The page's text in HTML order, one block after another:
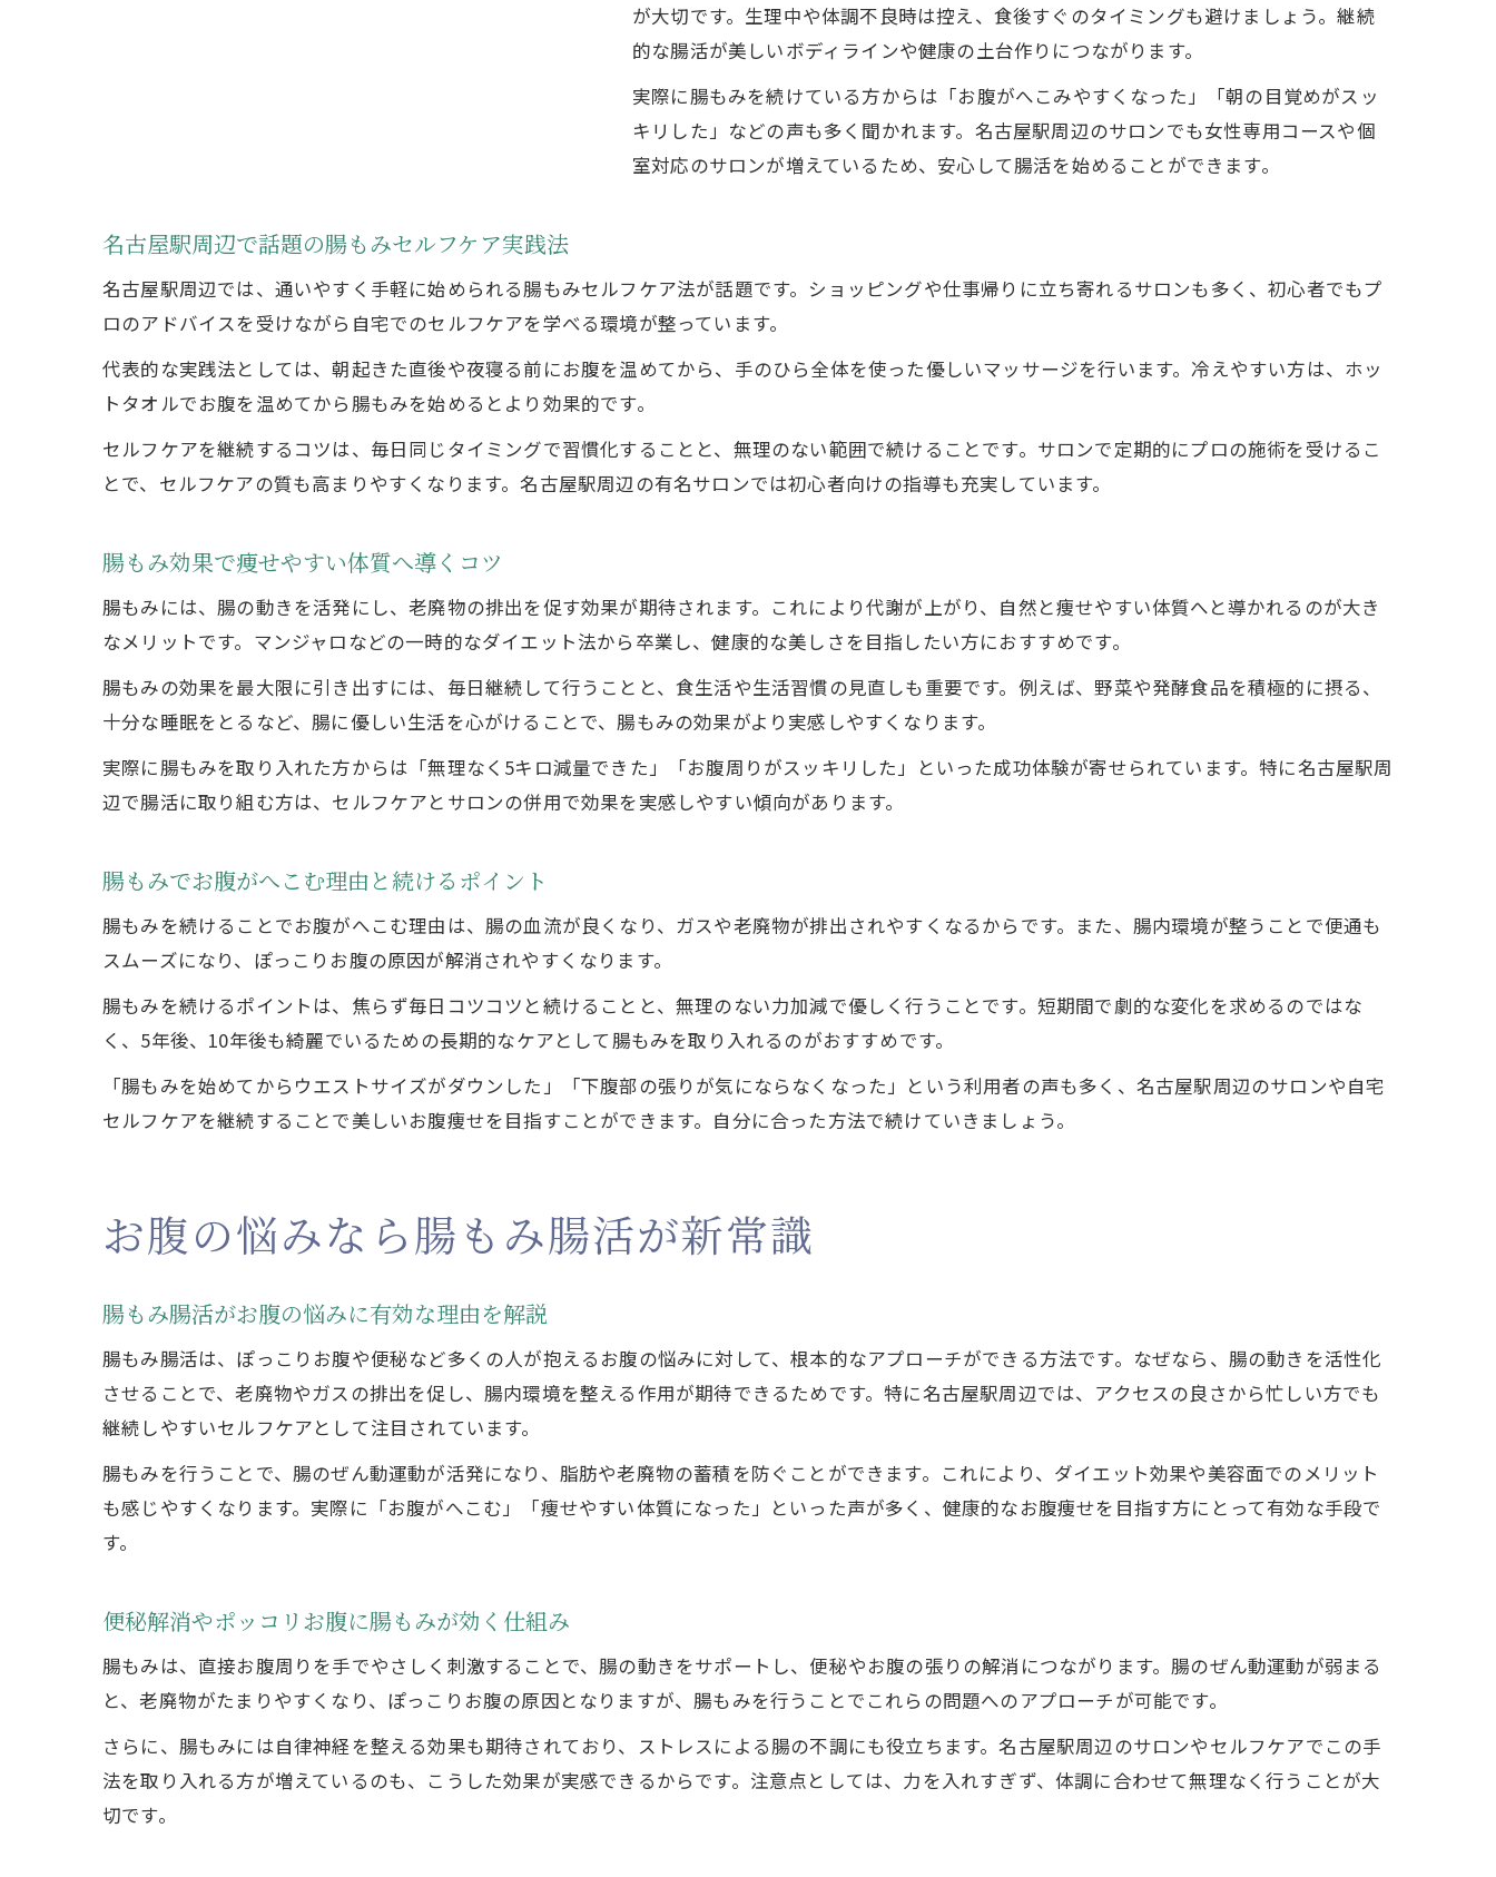
腸もみで体調管理とリラクゼーションを両立
腸もみ腸活で朝から快適に過ごすコツ
マンジャロ卒業後の健康的腸活習慣
マンジャロ卒業後こそ腸もみ腸活で体質維持
腸もみで無理なく続ける健康的ダイエット習慣
腸もみ習慣で5年後10年後も綺麗をキープ
が大切です。生理中や体調不良時は控え、食後すぐのタイミングも避けましょう。継続
的な腸活が美しいボディラインや健康の土台作りにつながります。
実際に腸もみを続けている方からは「お腹がへこみやすくなった」「朝の目覚めがスッ
キリした」などの声も多く聞かれます。名古屋駅周辺のサロンでも女性専用コースや個
室対応のサロンが増えているため、安心して腸活を始めることができます。
名古屋駅周辺で話題の腸もみセルフケア実践法
名古屋駅周辺では、通いやすく手軽に始められる腸もみセルフケア法が話題です。ショッピングや仕事帰りに立ち寄れるサロンも多く、初心者でもプ
ロのアドバイスを受けながら自宅でのセルフケアを学べる環境が整っています。
代表的な実践法としては、朝起きた直後や夜寝る前にお腹を温めてから、手のひら全体を使った優しいマッサージを行います。冷えやすい方は、ホッ
トタオルでお腹を温めてから腸もみを始めるとより効果的です。
セルフケアを継続するコツは、毎日同じタイミングで習慣化することと、無理のない範囲で続けることです。サロンで定期的にプロの施術を受けるこ
とで、セルフケアの質も高まりやすくなります。名古屋駅周辺の有名サロンでは初心者向けの指導も充実しています。
腸もみ効果で痩せやすい体質へ導くコツ
腸もみには、腸の動きを活発にし、老廃物の排出を促す効果が期待されます。これにより代謝が上がり、自然と痩せやすい体質へと導かれるのが大き
なメリットです。マンジャロなどの一時的なダイエット法から卒業し、健康的な美しさを目指したい方におすすめです。
腸もみの効果を最大限に引き出すには、毎日継続して行うことと、食生活や生活習慣の見直しも重要です。例えば、野菜や発酵食品を積極的に摂る、
十分な睡眠をとるなど、腸に優しい生活を心がけることで、腸もみの効果がより実感しやすくなります。
実際に腸もみを取り入れた方からは「無理なく5キロ減量できた」「お腹周りがスッキリした」といった成功体験が寄せられています。特に名古屋駅周
辺で腸活に取り組む方は、セルフケアとサロンの併用で効果を実感しやすい傾向があります。
腸もみでお腹がへこむ理由と続けるポイント
腸もみを続けることでお腹がへこむ理由は、腸の血流が良くなり、ガスや老廃物が排出されやすくなるからです。また、腸内環境が整うことで便通も
スムーズになり、ぽっこりお腹の原因が解消されやすくなります。
腸もみを続けるポイントは、焦らず毎日コツコツと続けることと、無理のない力加減で優しく行うことです。短期間で劇的な変化を求めるのではな
く、5年後、10年後も綺麗でいるための長期的なケアとして腸もみを取り入れるのがおすすめです。
「腸もみを始めてからウエストサイズがダウンした」「下腹部の張りが気にならなくなった」という利用者の声も多く、名古屋駅周辺のサロンや自宅
セルフケアを継続することで美しいお腹痩せを目指すことができます。自分に合った方法で続けていきましょう。
お腹の悩みなら腸もみ腸活が新常識
腸もみ腸活がお腹の悩みに有効な理由を解説
腸もみ腸活は、ぽっこりお腹や便秘など多くの人が抱えるお腹の悩みに対して、根本的なアプローチができる方法です。なぜなら、腸の動きを活性化
させることで、老廃物やガスの排出を促し、腸内環境を整える作用が期待できるためです。特に名古屋駅周辺では、アクセスの良さから忙しい方でも
継続しやすいセルフケアとして注目されています。
腸もみを行うことで、腸のぜん動運動が活発になり、脂肪や老廃物の蓄積を防ぐことができます。これにより、ダイエット効果や美容面でのメリット
も感じやすくなります。実際に「お腹がへこむ」「痩せやすい体質になった」といった声が多く、健康的なお腹痩せを目指す方にとって有効な手段で
す。
便秘解消やポッコリお腹に腸もみが効く仕組み
腸もみは、直接お腹周りを手でやさしく刺激することで、腸の動きをサポートし、便秘やお腹の張りの解消につながります。腸のぜん動運動が弱まる
と、老廃物がたまりやすくなり、ぽっこりお腹の原因となりますが、腸もみを行うことでこれらの問題へのアプローチが可能です。
さらに、腸もみには自律神経を整える効果も期待されており、ストレスによる腸の不調にも役立ちます。名古屋駅周辺のサロンやセルフケアでこの手
法を取り入れる方が増えているのも、こうした効果が実感できるからです。注意点としては、力を入れすぎず、体調に合わせて無理なく行うことが大
切です。